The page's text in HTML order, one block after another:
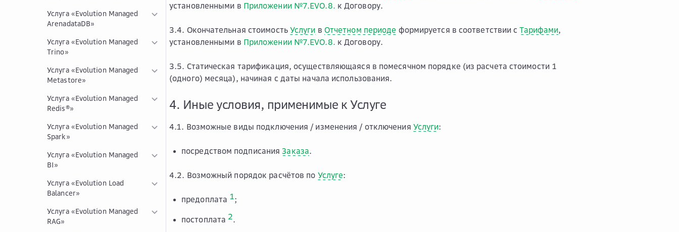
Услуга «Evolution Managed
ArenadataDB»
Услуга «Evolution Managed
Trino»
Услуга «Evolution Managed
Metastore»
Услуга «Evolution Managed
Redis®»
Услуга «Evolution Managed
Spark»
Услуга «Evolution Managed
BI»
Услуга «Evolution Load
Balancer»
Услуга «Evolution Managed
RAG»
установленными в Приложении №7.EVO.8. к Договору.
3.4. Окончательная стоимость Услуги в Отчетном периоде формируется в соответствии сТарифами,
установленными в Приложении №7.EVO.8. к Договору.
3.5. Статическая тарификация, осуществляющаяся в помесячном порядке (из расчета стоимости 1
(одного) месяца), начиная с даты начала использования.
4. Иные условия, применимые к Услуге
4.1. Возможные виды подключения / изменения / отключения Услуги:
посредством подписанияЗаказа.
4.2. Возможный порядок расчётов по Услуге:
предоплата 1;
постоплата 2.